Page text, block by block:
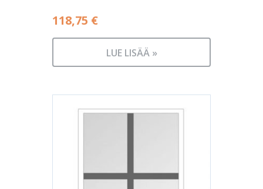
118,75 €
LUE LISÄÄ »